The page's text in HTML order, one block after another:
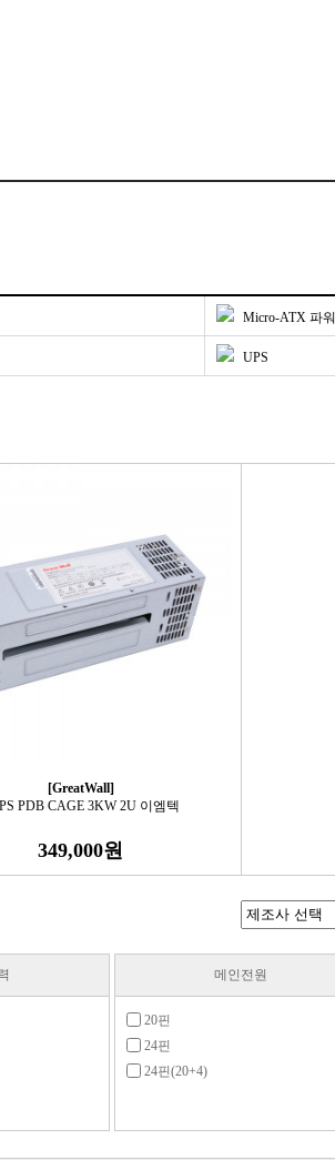
Micro-ATX 파워
UPS
[GreatWall]
PDB CAGE 3KW 2U 이엠텍
349,000원
메인전원
20핀
24핀
24핀(20+4)